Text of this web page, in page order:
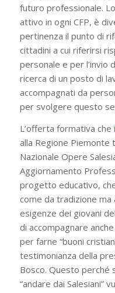
futuro professionale. Lo
attivo in ogni CFP, è
pertinenza il punto di
cittadini a cui riferirsi
personale e per l’invio
ricerca di un posto di
accompagnati da
per svolgere questo
L’offerta formativa che i
alla Regione Piemonte
Nazionale Opere
Aggiornamento
progetto educativo,
come da tradizione ma
esigenze dei giovani
di accompagnare
per farne “buoni
testimonianza della
Bosco. Questo perché
“andare dai Salesiani”